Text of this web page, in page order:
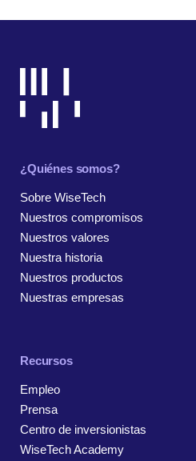
¿Quiénes somos?
Sobre WiseTech
Nuestros compromisos
Nuestros valores
Nuestra historia
Nuestros productos
Nuestras empresas
Recursos
Empleo
Prensa
Centro de inversionistas
WiseTech Academy